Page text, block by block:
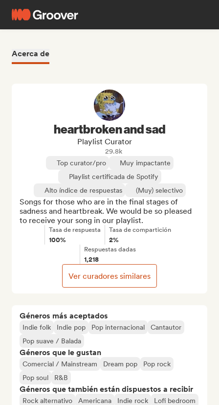
Acerca de
Géneros más aceptados
Indie folk Indie pop Pop internacional
Cantautor
Pop suave / Balada
Géneros que le gustan
Comercial / Mainstream Dream pop
Pop rock
Pop soul
R&B
Géneros que también están dispuestos a recibir
Rock alternativo Americana Indie rock
Lofi bedroom
heartbroken and sad
Playlist Curator
29.8k
Top curator/pro
Muy impactante
Playlist certificada de Spotify
Alto índice de respuestas
(Muy) selectivo
Songs for those who are in the final stages of
sadness and heartbreak. We would be so pleased
to receive your song in our playlist.
Tasa de respuesta
100%
Tasa de compartición
2%
Respuestas dadas
1,218
Ver curadores similares